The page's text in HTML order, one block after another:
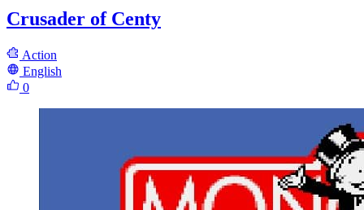
Crusader of Centy
Action
English
0